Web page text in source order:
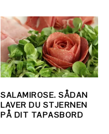
SALAMIROSE. SÅDAN
LAVER DU STJERNEN
PÅ DIT TAPASBORD